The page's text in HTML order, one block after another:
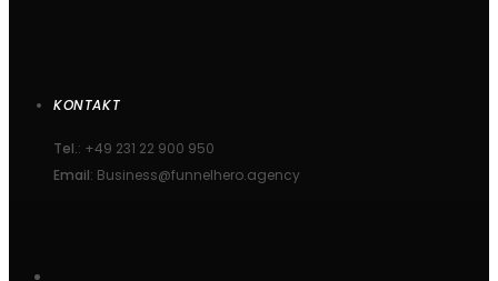
KONTAKT
Tel.: +49 231 22 900 950
Email: Business@funnelhero.agency